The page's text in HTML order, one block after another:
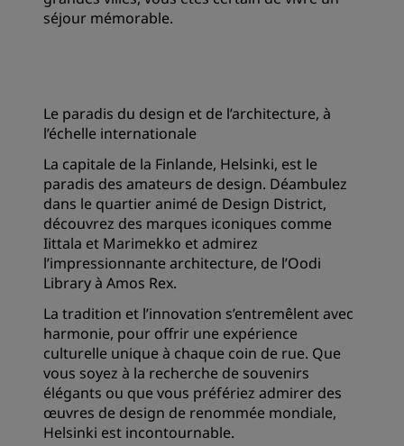
séjour mémorable.
Le paradis du design et de l’architecture, à
l’échelle internationale
La capitale de la Finlande, Helsinki, est le
paradis des amateurs de design. Déambulez
dans le quartier animé de Design District,
découvrez des marques iconiques comme
Iittala et Marimekko et admirez
l’impressionnante architecture, de l’Oodi
Library à Amos Rex.
La tradition et l’innovation s’entremêlent avec
harmonie, pour offrir une expérience
culturelle unique à chaque coin de rue. Que
vous soyez à la recherche de souvenirs
élégants ou que vous préfériez admirer des
œuvres de design de renommée mondiale,
Helsinki est incontournable.